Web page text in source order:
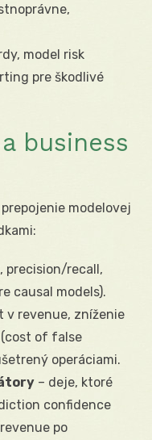
model risk
pre škodlivé
business
modelovej
precision/recall,
causal models).
v revenue, zníženie
of false
operáciami.
– deje, ktoré
confidence
po